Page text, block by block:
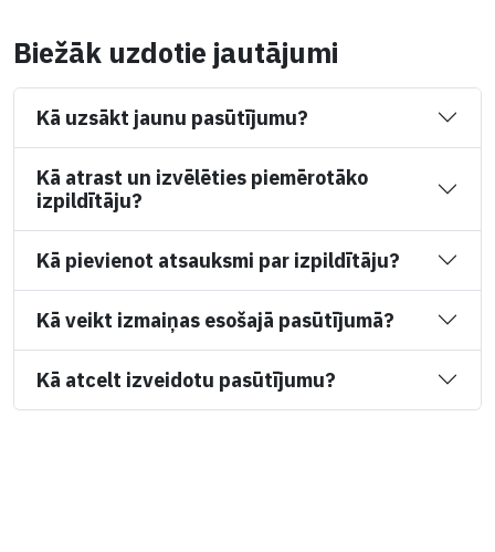
Biežāk uzdotie jautājumi
Kā uzsākt jaunu pasūtījumu?
Kā atrast un izvēlēties piemērotāko
izpildītāju?
Kā pievienot atsauksmi par izpildītāju?
Kā veikt izmaiņas esošajā pasūtījumā?
Kā atcelt izveidotu pasūtījumu?